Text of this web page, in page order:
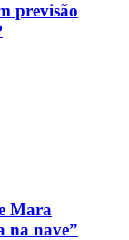
previsão
Mara
na nave”